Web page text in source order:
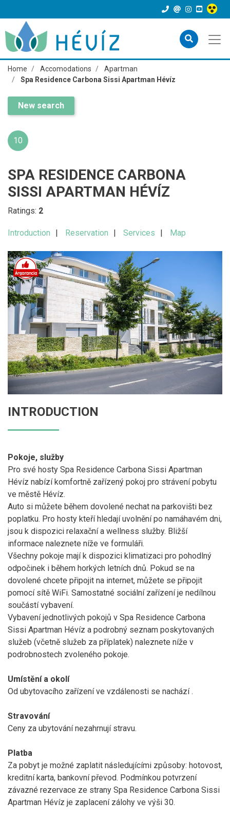
Home Accomodations
Apartman
Spa Residence Carbona Sissi Apartman Hévíz
New search
10
SPA RESIDENCE CARBONA
SISSI APARTMAN HÉVÍZ
Ratings: 2
Introduction Reservation Services Map
INTRODUCTION
Pokoje, služby
Pro své hosty Spa Residence Carbona Sissi Apartman
Hévíz nabízí komfortně zařízený pokoj pro strávení pobytu
ve městě Hévíz.
Auto si můžete během dovolené nechat na parkovišti bez
poplatku. Pro hosty kteří hledají uvolnění po namáhavém dni,
jsou k dispozici relaxační a wellness služby. Bližší
informace naleznete níže ve formuláři.
Všechny pokoje mají k dispozici klimatizaci pro pohodlný
odpočinek i během horkých letních dnů. Pokud se na
dovolené chcete připojit na internet, můžete se připojit
pomocí sítě WiFi. Samostatné sociální zařízení je nedílnou
součástí vybavení.
Vybavení jednotlivých pokojů v Spa Residence Carbona
Sissi Apartman Hévíz a podrobný seznam poskytovaných
služeb (včetně služeb za příplatek) naleznete níže v
podrobnostech zvoleného pokoje.
Umístění a okolí
Od ubytovacího zařízení ve vzdálenosti se nachází .
Stravování
Ceny za ubytování nezahrnují stravu.
Platba
Za pobyt je možné zaplatit následujícími způsoby: hotovost,
kreditní karta, bankovní převod. Podmínkou potvrzení
závazné rezervace ze strany Spa Residence Carbona Sissi
Apartman Hévíz je zaplacení zálohy ve výši 30.